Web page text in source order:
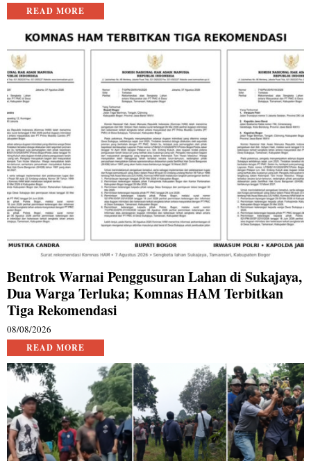
READ MORE
Bentrok Warnai Penggusuran Lahan di Sukajaya,
Dua Warga Terluka; Komnas HAM Terbitkan
Tiga Rekomendasi
08/08/2026
READ MORE